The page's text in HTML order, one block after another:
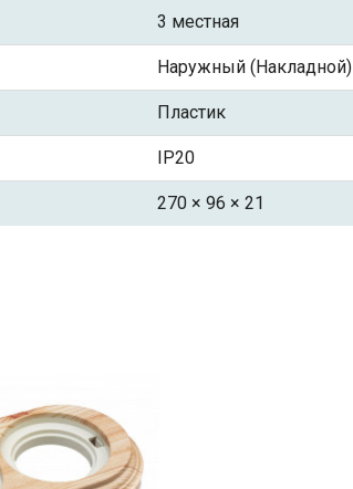
3 местная
Наружный (Накладной)
Пластик
IP20
270 × 96 × 21